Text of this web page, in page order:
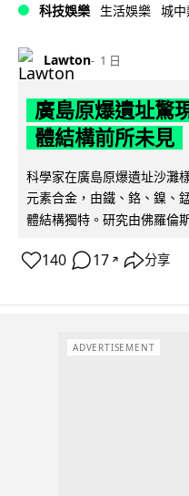
科技娛樂 生活娛樂 城
Lawton 1 日
廣島原爆遺址驚
體結構前所未見
科學家在廣島原爆遺址沙灘
元素合金，由鐵、鉻、鎳、
體結構獨特。研究由佛羅倫
140 17 ↗ 分享
ADVERTISEMENT